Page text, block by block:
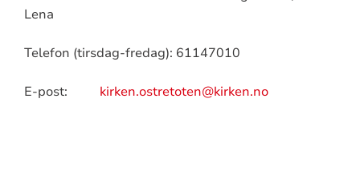
Lena
Telefon (tirsdag-fredag): 61147010
E-post: kirken.ostretoten@kirken.no